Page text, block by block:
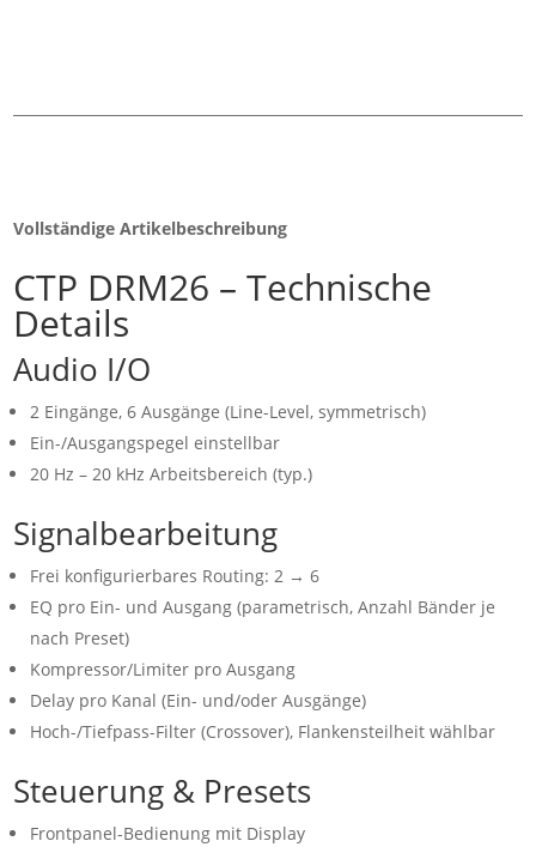
Vollständige Artikelbeschreibung
CTP DRM26 – Technische
Details
Audio I/O
2 Eingänge, 6 Ausgänge (Line-Level, symmetrisch)
Ein-/Ausgangspegel einstellbar
20 Hz – 20 kHz Arbeitsbereich (typ.)
Signalbearbeitung
Frei konfigurierbares Routing: 2 → 6
EQ pro Ein- und Ausgang (parametrisch, Anzahl Bänder je
nach Preset)
Kompressor/Limiter pro Ausgang
Delay pro Kanal (Ein- und/oder Ausgänge)
Hoch-/Tiefpass-Filter (Crossover), Flankensteilheit wählbar
Steuerung & Presets
Frontpanel-Bedienung mit Display